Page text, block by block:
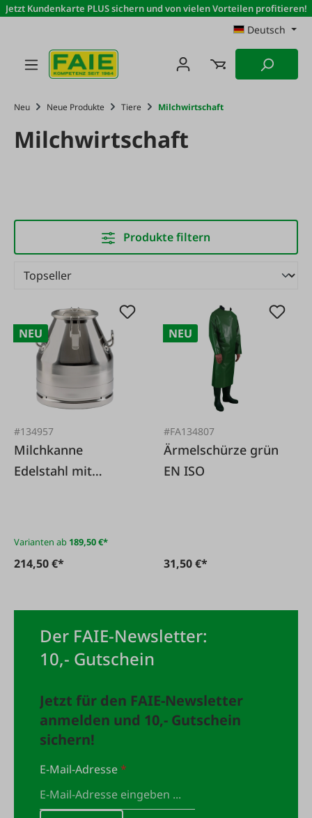
Zum Hauptinhalt springen
Jetzt Kundenkarte PLUS sichern und von vielen Vorteilen profitieren!
Deutsch
Neu Neue Produkte Tiere Milchwirtschaft
Milchwirtschaft
Produkte filtern
NEU
#134957
Milchkanne
Edelstahl mit
Varianten ab 189,50 €*
214,50 €*
NEU
#FA134807
Ärmelschürze grün
EN ISO
31,50 €*
Der FAIE-Newsletter:
10,- Gutschein
Jetzt für den FAIE-Newsletter
anmelden und 10,- Gutschein
sichern!
E-Mail-Adresse*